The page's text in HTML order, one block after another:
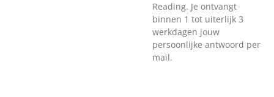
Reading. Je ontvangt
binnen 1 tot uiterlijk 3
werkdagen jouw
persoonlijke antwoord per
mail.